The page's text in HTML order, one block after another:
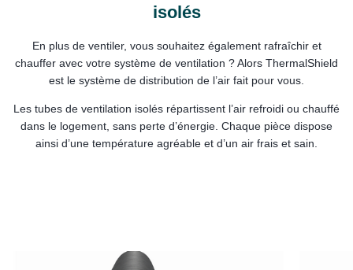
isolés
En plus de ventiler, vous souhaitez également rafraîchir et
chauffer avec votre système de ventilation ? Alors ThermalShield
est le système de distribution de l’air fait pour vous.
Les tubes de ventilation isolés répartissent l’air refroidi ou chauffé
dans le logement, sans perte d’énergie. Chaque pièce dispose
ainsi d’une température agréable et d’un air frais et sain.